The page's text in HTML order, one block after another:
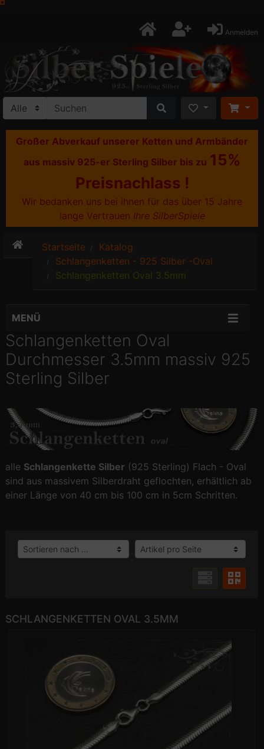
Anmelden
Großer Abverkauf unserer Ketten und Armbänder
aus massiv 925-er Sterling Silber bis zu 15%
Preisnachlass !
Wir bedanken uns bei ihnen für das über 15 Jahre
lange Vertrauen Ihre SilberSpiele
Startseite
Katalog
Schlangenketten - 925 Silber -Oval
Schlangenketten Oval 3.5mm
MENÜ
Schlangenketten Oval
Durchmesser 3.5mm massiv 925
Sterling Silber
alle Schlangenkette Silber (925 Sterling) Flach - Oval
sind aus massivem Silberdraht geflochten, erhältlich ab
einer Länge von 40 cm bis 100 cm in 5cm Schritten.
SCHLANGENKETTEN OVAL 3.5MM